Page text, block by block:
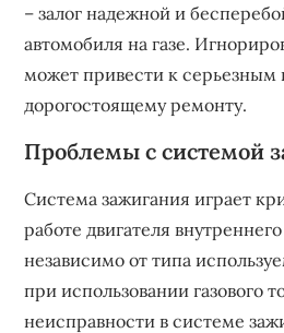
– залог надежной и
автомобиля на газе.
может привести к серьезным
дорогостоящему ремонту.
Проблемы с системой
Система зажигания играет
работе двигателя
независимо от типа
при использовании газового
неисправности в системе